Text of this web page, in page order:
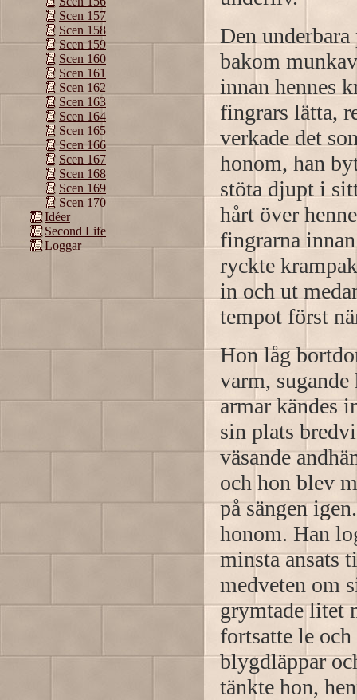
Scen 157
Scen 158
Scen 159
Scen 160
Scen 161
Scen 162
Scen 163
Scen 164
Scen 165
Scen 166
Scen 167
Scen 168
Scen 169
Scen 170
Idéer
Second Life
Loggar
Den
bakom
innan hennes
fingrars lätta,
verkade det
honom, han
stöta djupt i
hårt över
fingrarna
ryckte
in och ut
tempot först
Hon låg
varm,
armar kändes
sin plats
väsande
och hon blev
på sängen
honom. Han
minsta ansats
medveten om
grymtade litet
fortsatte le
blygdläppar
tänkte hon,